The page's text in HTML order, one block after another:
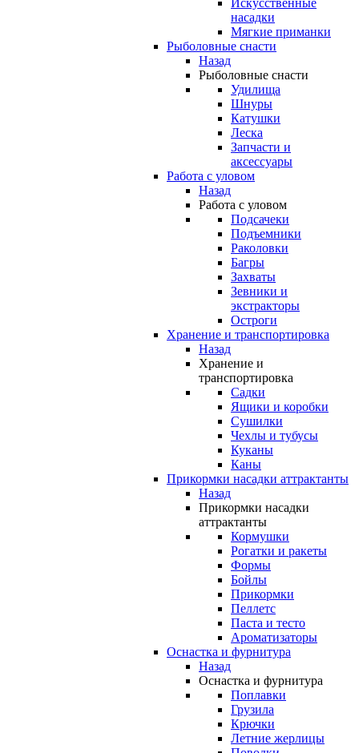
Искусственные
насадки
Мягкие приманки
Рыболовные снасти
Назад
Рыболовные снасти
Удилища
Шнуры
Катушки
Леска
Запчасти и
аксессуары
Работа с уловом
Назад
Работа с уловом
Подсачеки
Подъемники
Раколовки
Багры
Захваты
Зевники и
экстракторы
Остроги
Хранение и транспортировка
Назад
Хранение и
транспортировка
Садки
Ящики и коробки
Сушилки
Чехлы и тубусы
Куканы
Каны
Прикормки насадки аттрактанты
Назад
Прикормки насадки
аттрактанты
Кормушки
Рогатки и ракеты
Формы
Бойлы
Прикормки
Пеллетс
Паста и тесто
Ароматизаторы
Оснастка и фурнитура
Назад
Оснастка и фурнитура
Поплавки
Грузила
Крючки
Летние жерлицы